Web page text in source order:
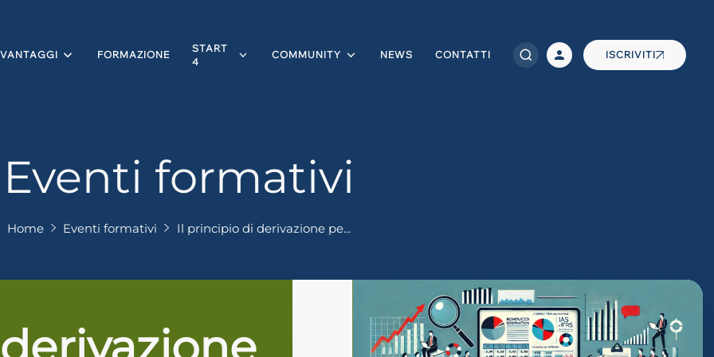
VANTAGGI FORMAZIONE
START
4
COMMUNITY NEWS CONTATTI ISCRIVITI
Eventi formativi
Home Eventi formativi Il principio di derivazione pe...